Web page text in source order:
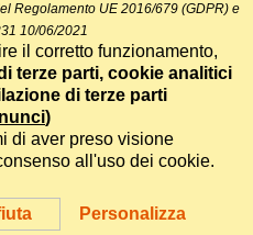
• P.IVA 14478081004 • Testata
di Roma del 14/12/2017
Powered byItala
Personalizza
Regolamento UE 2016/679 (GDPR) e
10/06/2021
il corretto funzionamento,
terze parti, cookie analitici
di terze parti
)
di aver preso visione
all'uso dei cookie.